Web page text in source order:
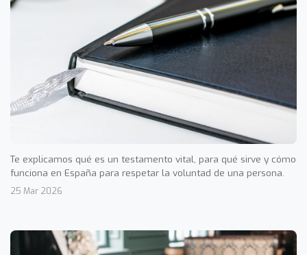
Te explicamos qué es un testamento vital, para qué sirve y cómo
funciona en España para respetar la voluntad de una persona.
25 Mar 2026